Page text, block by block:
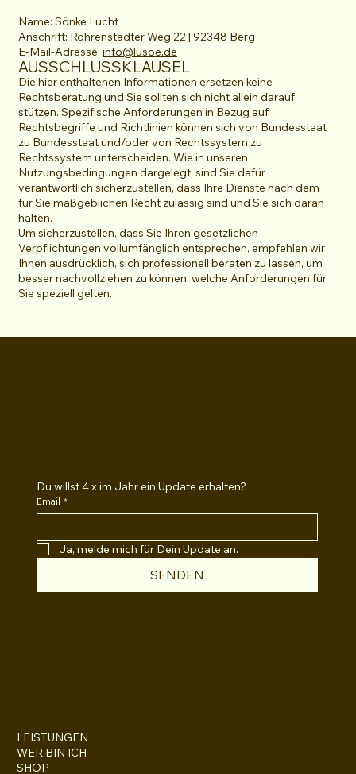
Name: Sönke Lucht
Anschrift: Rohrenstädter Weg 22 | 92348 Berg
E-Mail-Adresse: info@lusoe.de
AUSSCHLUSSKLAUSEL
Die hier enthaltenen Informationen ersetzen keine
Rechtsberatung und Sie sollten sich nicht allein darauf
stützen. Spezifische Anforderungen in Bezug auf
Rechtsbegriffe und Richtlinien können sich von Bundesstaat
zu Bundesstaat und/oder von Rechtssystem zu
Rechtssystem unterscheiden. Wie in unseren
Nutzungsbedingungen dargelegt, sind Sie dafür
verantwortlich sicherzustellen, dass Ihre Dienste nach dem
für Sie maßgeblichen Recht zulässig sind und Sie sich daran
halten.
Um sicherzustellen, dass Sie Ihren gesetzlichen
Verpflichtungen vollumfänglich entsprechen, empfehlen wir
Ihnen ausdrücklich, sich professionell beraten zu lassen, um
besser nachvollziehen zu können, welche Anforderungen für
Sie speziell gelten.
LEISTUNGEN
WER BIN ICH
SHOP
Du willst 4 x im Jahr ein Update erhalten?
Email *
Ja, melde mich für Dein Update an.
SENDEN